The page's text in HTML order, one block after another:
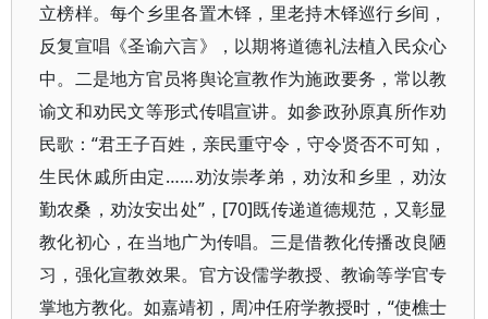
立榜样。每个乡里各置木铎，里老持木铎巡行乡间，
反复宣唱《圣谕六言》，以期将道德礼法植入民众心
中。二是地方官员将舆论宣教作为施政要务，常以教
谕文和劝民文等形式传唱宣讲。如参政孙原真所作劝
民歌：“君王子百姓，亲民重守令，守令贤否不可知，
生民休戚所由定……劝汝崇孝弟，劝汝和乡里，劝汝
勤农桑，劝汝安出处”，[70]既传递道德规范，又彰显
教化初心，在当地广为传唱。三是借教化传播改良陋
习，强化宣教效果。官方设儒学教授、教谕等学官专
掌地方教化。如嘉靖初，周冲任府学教授时，“使樵士